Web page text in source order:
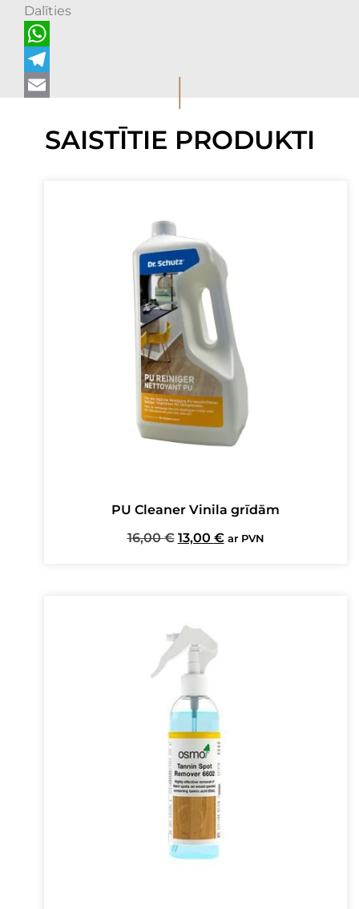
Dalīties
WhatsApp
Telegram
I
SAISTĪTIE PRODUKTI
PU Cleaner Vinila grīdām
16,00€ Original
13,00 €Current
ar PVN